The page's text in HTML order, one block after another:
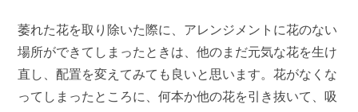
萎れた花を取り除いた際に、アレンジメントに花のない
場所ができてしまったときは、他のまだ元気な花を生け
直し、配置を変えてみても良いと思います。花がなくな
ってしまったところに、何本か他の花を引き抜いて、吸